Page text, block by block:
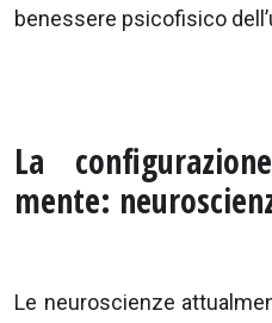
benessere psicofisico
La
mente:
Le neuroscienze